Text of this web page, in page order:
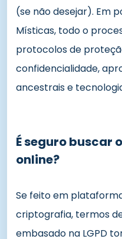
(se não desejar). Em
Místicas, todo o
protocolos de
confidencialidade,
ancestrais e
É seguro buscar
online?
Se feito em
criptografia, termos
embasado na LGPD